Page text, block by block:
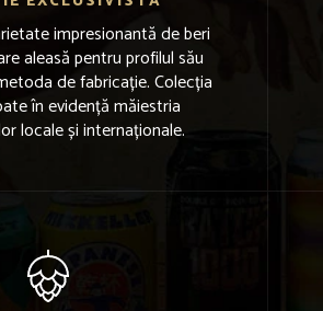
impresionantă de beri
aleasă pentru profilul său
de fabricație. Colecția
în evidență măiestria
locale și internaționale.